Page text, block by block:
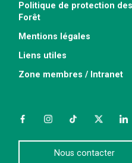
Politique de protection
Forêt
Mentions légales
Liens utiles
Zone membres / Intranet
FacebookInstagramTikTokTwitter
Nous contacter